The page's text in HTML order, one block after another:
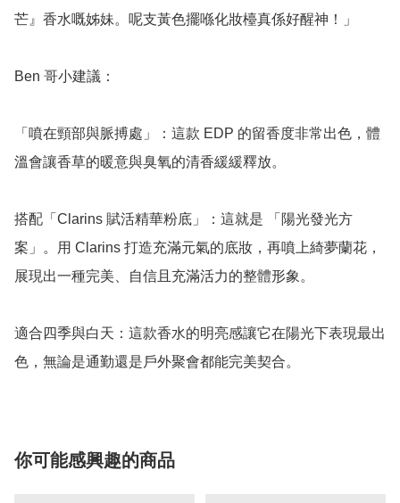
芒』香水嘅姊妹。呢支黃色擺喺化妝檯真係好醒神！」
Ben 哥小建議：
「噴在頸部與脈搏處」：這款 EDP 的留香度非常出色，體
溫會讓香草的暖意與臭氧的清香緩緩釋放。
搭配「Clarins 賦活精華粉底」：這就是 「陽光發光方
案」。用 Clarins 打造充滿元氣的底妝，再噴上綺夢蘭花，
展現出一種完美、自信且充滿活力的整體形象。
適合四季與白天：這款香水的明亮感讓它在陽光下表現最出
色，無論是通勤還是戶外聚會都能完美契合。
你可能感興趣的商品